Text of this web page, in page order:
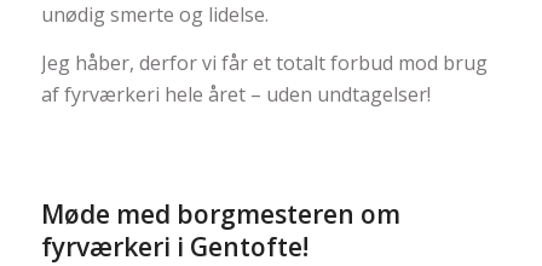
unødig smerte og lidelse.
Jeg håber, derfor vi får et totalt forbud mod brug
af fyrværkeri hele året – uden undtagelser!
Møde med borgmesteren om
fyrværkeri i Gentofte!